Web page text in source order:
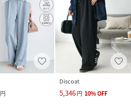
円
Discoat
5,346円 10%OFF